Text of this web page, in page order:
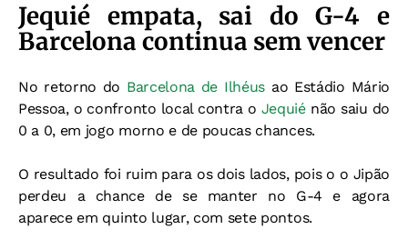
Jequié empata, sai do G-4 e
Barcelona continua sem vencer
No retorno do Barcelona de Ilhéus ao Estádio Mário
Pessoa, o confronto local contra o Jequiénão saiu do
0 a 0, em jogo morno e de poucas chances.
O resultado foi ruim para os dois lados, pois o o Jipão
perdeu a chance de se manter no G-4 e agora
aparece em quinto lugar, com sete pontos.